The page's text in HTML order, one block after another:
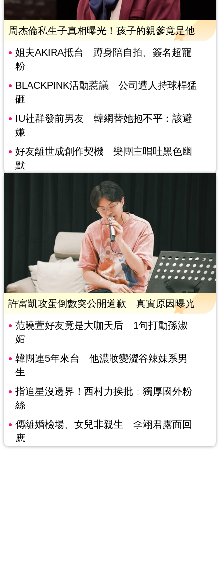
周杰倫私生子真相曝光！孩子的親爹竟是他
姐夫AKIRA抵台 蹲身陪自拍、簽名超寵
粉
BLACKPINK活動惹議 公司遭人持球桿猛
砸
IU社群發前男友 韓網替她抱不平：該避
嫌
好友離世成創作契機 樂團主唱吐黑色幽
默
許富凱攻蛋倒數突公開道歉 真實原因曝光
范曉萱好友竟是大咖天后 1句打動孫淑
媚
韓團連5年來台 他濃妝變澀谷辣妹系男
生
指追星沒邊界！西村力挨批：獨厚國外粉
絲
傳離婚檢場、女兒非親生 李翊君露面回
應